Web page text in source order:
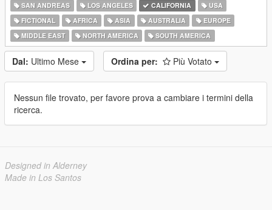
SAN ANDREAS
LOS ANGELES CALIFORNIA
USA
FICTIONAL
AFRICA ASIA AUSTRALIA
EUROPE
MIDDLE EAST
NORTH AMERICA SOUTH AMERICA
Dal: Ultimo Mese Ordina per: Più Votato
Nessun file trovato, per favore prova a cambiare i termini della
ricerca.
Designed in Alderney
Made in Los Santos